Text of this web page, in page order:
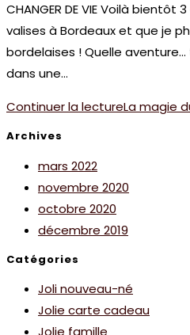
CHANGER DE VIE Voilà bientôt
valises à Bordeaux et que je
bordelaises ! Quelle
dans une…
Continuer la lectureLa magie
Archives
mars 2022
novembre 2020
octobre 2020
décembre 2019
Catégories
Joli nouveau-né
Jolie carte cadeau